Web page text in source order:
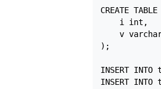
CREATE
    i int,
v
);
INSERT
INSERT